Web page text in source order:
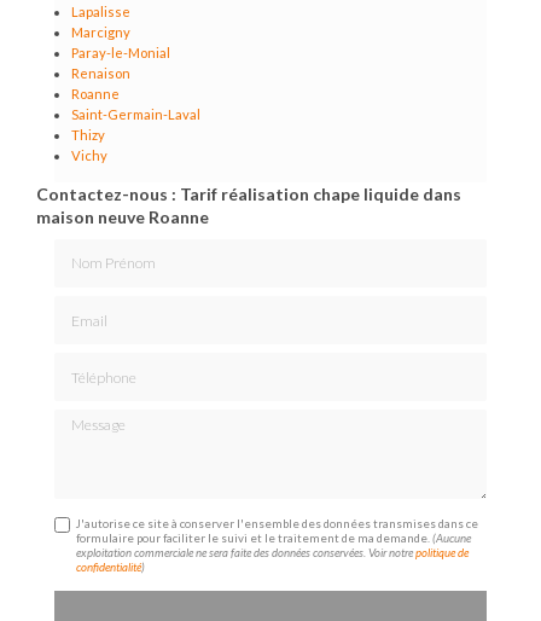
Lapalisse
Marcigny
Paray-le-Monial
Renaison
Roanne
Saint-Germain-Laval
Thizy
Vichy
Contactez-nous : Tarif réalisation chape liquide dans
maison neuve Roanne
Message
J'autorise ce site à conserver l'ensemble des données transmises dans ce
formulaire pour faciliter le suivi et le traitement de ma demande.(Aucune
exploitation commerciale ne sera faite des données conservées. Voir notrepolitique de
confidentialité)